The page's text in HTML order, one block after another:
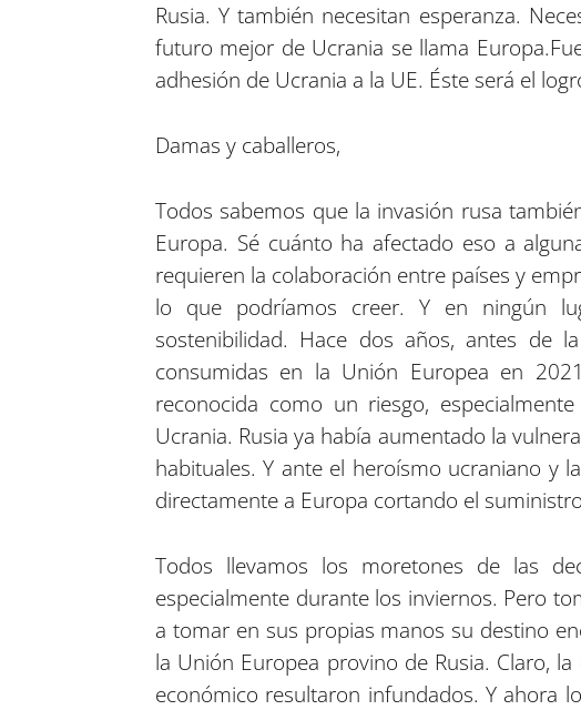
Rusia. Y también necesitan esperanza.
futuro mejor de Ucrania se llama Europa.
adhesión de Ucrania a la UE. Éste será el
Damas y caballeros,
Todos sabemos que la invasión rusa
Europa. Sé cuánto ha afectado eso a
requieren la colaboración entre países y
lo que podríamos creer. Y en ningún
sostenibilidad. Hace dos años, antes de
consumidas en la Unión Europea en
reconocida como un riesgo,
Ucrania. Rusia ya había aumentado la
habituales. Y ante el heroísmo ucraniano y
directamente a Europa cortando el
Todos llevamos los moretones de las
especialmente durante los inviernos. Pero
a tomar en sus propias manos su destino
la Unión Europea provino de Rusia. Claro,
económico resultaron infundados. Y ahora